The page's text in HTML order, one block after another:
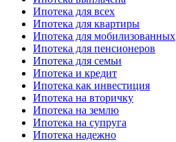
Ипотека для всех
Ипотека для квартиры
Ипотека для мобилизованных
Ипотека для пенсионеров
Ипотека для семьи
Ипотека и кредит
Ипотека как инвестиция
Ипотека на вторичку
Ипотека на землю
Ипотека на супруга
Ипотека надежно